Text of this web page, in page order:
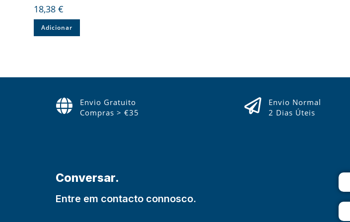
18,38€
Adicionar
Envio Gratuito
Compras > €35
Envio Normal
2 Dias Úteis
Conversar.
Entre em contacto connosco.